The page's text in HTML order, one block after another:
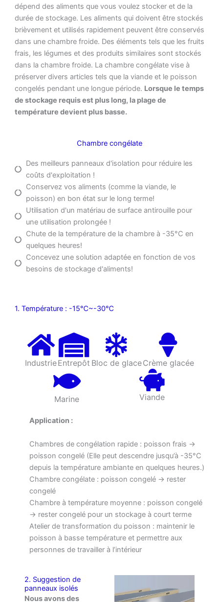
dépend des aliments que vous voulez stocker et de la
durée de stockage. Les aliments qui doivent être stockés
brièvement et utilisés rapidement peuvent être conservés
dans une chambre froide. Des éléments tels que les fruits
frais, les légumes et des produits similaires sont stockés
dans la chambre froide. La chambre congélate vise à
préserver divers articles tels que la viande et le poisson
congelés pendant une longue période. Lorsque le temps
de stockage requis est plus long, la plage de
température devient plus basse.
Chambre congélate
Des meilleurs panneaux d'isolation pour réduire les
coûts d'exploitation !
Conservez vos aliments (comme la viande, le
poisson) en bon état sur le long terme!
Utilisation d'un matériau de surface antirouille pour
une utilisation prolongée !
Chute de la température de la chambre à -35°C en
quelques heures!
Concevez une solution adaptée en fonction de vos
besoins de stockage d'aliments!
1. Température : -15℃~-30℃
IndustrieEntrepôt Bloc de glaceCrème glacée
Marine Viande
Application :
Chambres de congélation rapide : poisson frais →
poisson congelé (Elle peut descendre jusqu’à -35°C
depuis la température ambiante en quelques heures.)
Chambre congélate : poisson congelé → rester
congelé
Chambre à température moyenne : poisson congelé
→ rester congelé pour un stockage à court terme
Atelier de transformation du poisson : maintenir le
poisson à basse température et permettre aux
personnes de travailler à l’intérieur
2. Suggestion de
panneaux isolés
Nous avons des